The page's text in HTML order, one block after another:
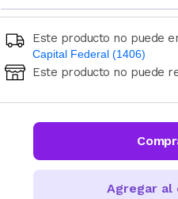
Este producto no puede
Capital Federal (1406)
Ingresá código postal (sólo
Este producto no puede
Agregar al